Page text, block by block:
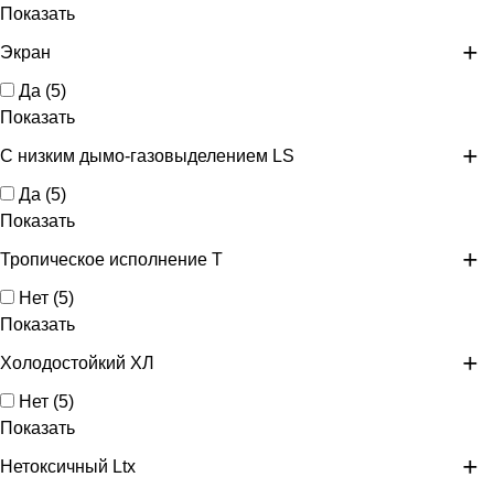
Показать
Экран
Да (5)
Показать
С низким дымо-газовыделением LS
Да (5)
Показать
Тропическое исполнение Т
Нет (5)
Показать
Холодостойкий ХЛ
Нет (5)
Показать
Нетоксичный Ltx